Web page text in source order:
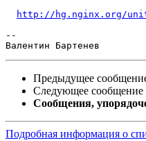
http://hg.nginx.org/
--
Предыдущее
Следующее сообщение
Сообщения,
Подробная информация о